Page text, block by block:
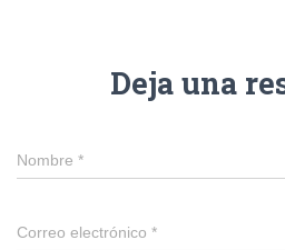
Deja una
Nombre *
Correo electrónico *